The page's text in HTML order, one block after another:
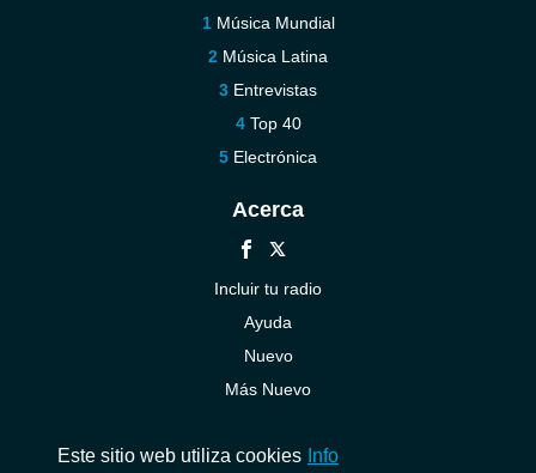
Música Mundial
Música Latina
Entrevistas
Top 40
Electrónica
Acerca
Incluir tu radio
Ayuda
Nuevo
Más Nuevo
Este sitio web utiliza cookies Info